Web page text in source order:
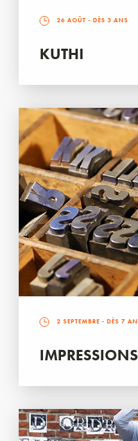
26 AOÛT - DÈS 3 ANS
KUTHI
2 SEPTEMBRE - DÈS 7